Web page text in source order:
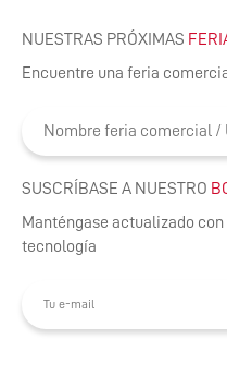
NUESTRAS PRÓXIMAS
Encuentre una feria
SUSCRÍBASE A NUESTRO
Manténgase actualizado
tecnología